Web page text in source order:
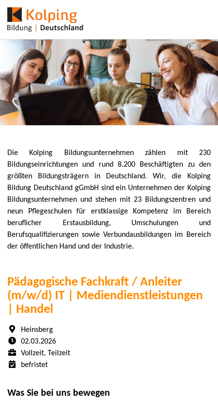
Pädagogische Fachkraft / Anleiter
(m/w/d) IT | Mediendienstleistungen
| Handel
Heinsberg
02.03.2026
Vollzeit, Teilzeit
befristet
Die Kolping Bildungsunternehmen zählen mit 230
Bildungseinrichtungen und rund 8.200 Beschäftigten zu den
größten Bildungsträgern in Deutschland. Wir, die Kolping
Bildung Deutschland gGmbH sind ein Unternehmen der Kolping
Bildungsunternehmen und stehen mit 23 Bildungszentren und
neun Pflegeschulen für erstklassige Kompetenz im Bereich
beruflicher Erstausbildung, Umschulungen und
Berufsqualifizierungen sowie Verbundausbildungen im Bereich
der öffentlichen Hand und der Industrie.
Was Sie bei uns bewegen